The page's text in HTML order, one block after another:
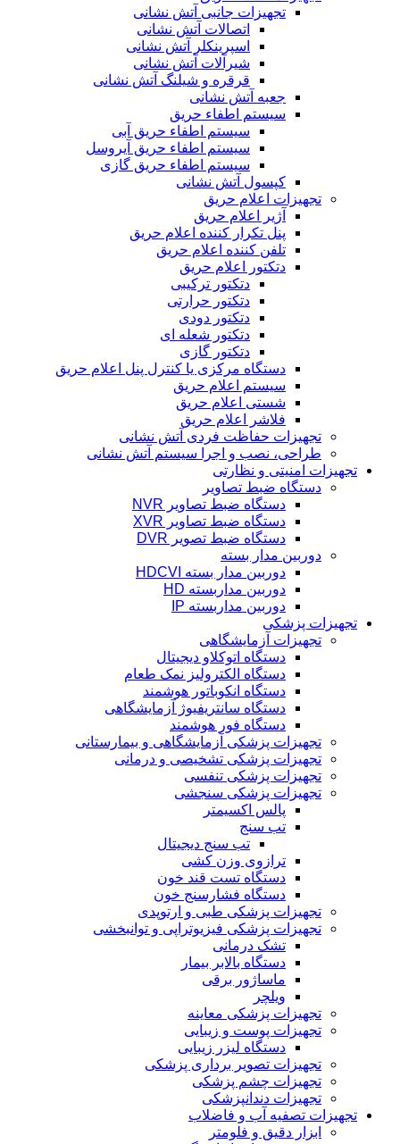
تجهیزات جانبی آتش نشانی
اتصالات آتش نشانی
اسپرینکلر آتش نشانی
شیرآلات آتش نشانی
قرقره و شیلنگ آتش نشانی
جعبه آتش نشانی
سیستم اطفاء حریق
سیستم اطفاء حریق آبی
سیستم اطفاء حریق آیروسل
سیستم اطفاء حریق گازی
کپسول آتش نشانی
تجهیزات اعلام حریق
آژیر اعلام حریق
پنل تکرار کننده اعلام حریق
تلفن کننده اعلام حریق
دتکتور اعلام حریق
دتکتور ترکیبی
دتکتور حرارتی
دتکتور دودی
دتکتور شعله ای
دتکتور گازی
دستگاه مرکزی یا کنترل پنل اعلام حریق
سیستم اعلام حریق
شستی اعلام حریق
فلاشر اعلام حریق
تجهیزات حفاظت فردی آتش نشانی
طراحی، نصب و اجرا سیستم آتش نشانی
تجهیزات امنیتی و نظارتی
دستگاه ضبط تصاویر
دستگاه ضبط تصاویر NVR
دستگاه ضبط تصاویر XVR
دستگاه ضبط تصویر DVR
دوربین مدار بسته
دوربین مدار بسته HDCVI
دوربین مداربسته HD
دوربین مداربسته IP
تجهیزات پزشکی
تجهیزات آزمایشگاهی
دستگاه اتوکلاو دیجیتال
دستگاه الکترولیز نمک طعام
دستگاه انکوباتور هوشمند
دستگاه سانتریفیوژ آزمایشگاهی
دستگاه فور هوشمند
تجهیزات پزشکی آزمایشگاهی و بیمارستانی
تجهیزات پزشکی تشخیصی و درمانی
تجهیزات پزشکی تنفسی
تجهیزات پزشکی سنجشی
پالس اکسیمتر
تب سنج
تب سنج دیجیتال
ترازوی وزن کشی
دستگاه تست قند خون
دستگاه فشارسنج خون
تجهیزات پزشکی طبی و ارتوپدی
تجهیزات پزشکی فیزیوتراپی و توانبخشی
تشک درمانی
دستگاه بالابر بیمار
ماساژور برقی
ویلچر
تجهیزات پزشکی معاینه
تجهیزات پوست و زیبایی
دستگاه لیزر زیبایی
تجهیزات تصویر برداری پزشکی
تجهیزات چشم پزشکی
تجهیزات دندانپزشکی
تجهیزات تصفیه آب و فاضلاب
ابزار دقیق و فلومتر